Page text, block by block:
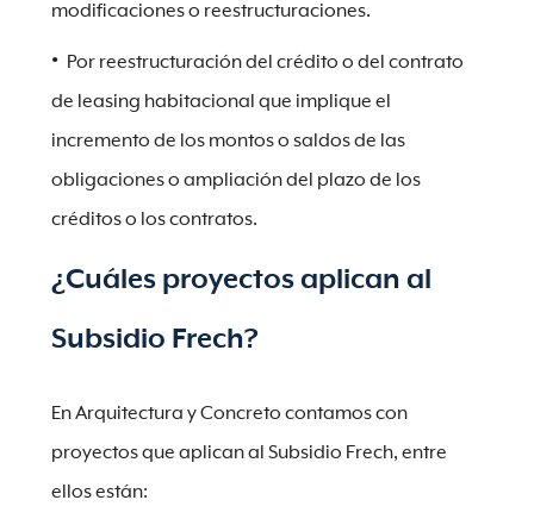
modificaciones o reestructuraciones.
Por reestructuración del crédito o del contrato
de leasing habitacional que implique el
incremento de los montos o saldos de las
obligaciones o ampliación del plazo de los
créditos o los contratos.
¿Cuáles proyectos aplican al
Subsidio Frech?
En Arquitectura y Concreto contamos con
proyectos que aplican al Subsidio Frech, entre
ellos están: